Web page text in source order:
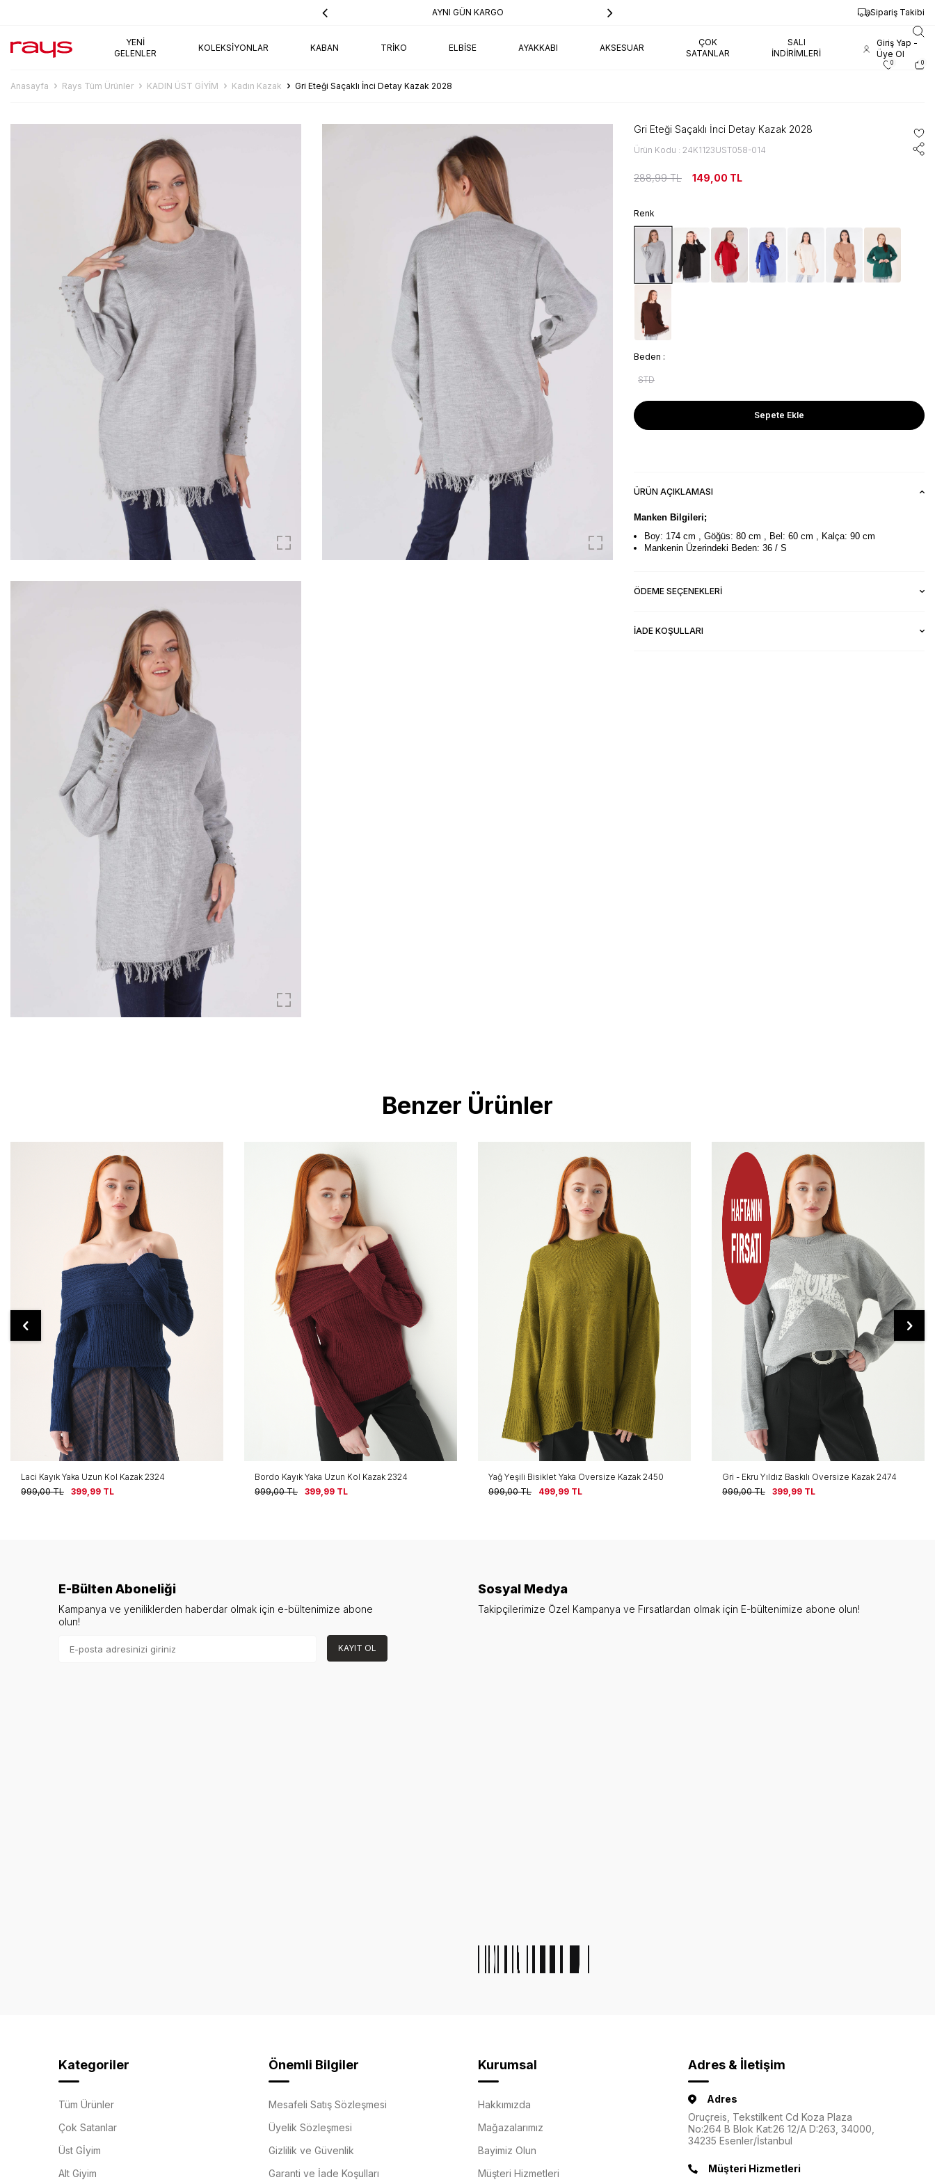
AYNI GÜN KARGO Sipariş Takibi
YENI
GELENLER
KOLEKSIYONLAR KABAN TRIKO ELBISE AYAKKABI AKSESUAR
ÇOK
SATANLAR
SALI
İNDIRIMLERI
Giriş Yap -
Üye Ol
0 0
Anasayfa Rays Tüm Ürünler KADIN ÜST GİYİM Kadın Kazak Gri Eteği Saçaklı İnci Detay Kazak 2028
Gri Eteği Saçaklı İnci Detay Kazak 2028
Ürün Kodu : 24K1123UST058-014
288,99TL 149,00 TL
Renk
Beden :
STD
Sepete Ekle
ÜRÜN AÇIKLAMASI
Manken Bilgileri;
Boy: 174 cm , Göğüs: 80 cm , Bel: 60 cm , Kalça: 90 cm
Mankenin Üzerindeki Beden: 36 / S
ÖDEME SEÇENEKLERI
İADE KOŞULLARI
Benzer Ürünler
Bordo Kayık Yaka Uzun Kol Kazak 2324
999,00TL 399,99 TL
Yağ Yeşili Bisiklet Yaka Oversize Kazak 2450
999,00TL 499,99 TL
Gri - Ekru Yıldız Baskılı Oversize Kazak 2474
999,00TL 399,99TL
Kahve - Ekru Yıldız Baskılı Oversize Kazak 2474
999,00TL 399,99 TL
E-Bülten Aboneliği
Kampanya ve yeniliklerden haberdar olmak için e-bültenimize abone
olun!
KAYIT OL
Sosyal Medya
Takipçilerimize Özel Kampanya ve Fırsatlardan olmak için E-bültenimize abone olun!
Kategoriler
Tüm Ürünler
Çok Satanlar
Üst Gİyim
Alt Giyim
Önemli Bilgiler
Mesafeli Satış Sözleşmesi
Üyelik Sözleşmesi
Gizlilik ve Güvenlik
Garanti ve İade Koşulları
Kurumsal
Hakkımızda
Mağazalarımız
Bayimiz Olun
Müşteri Hizmetleri
Adres & İletişim
Adres
Oruçreis, Tekstilkent Cd Koza Plaza
No:264 B Blok Kat:26 12/A D:263, 34000,
34235 Esenler/İstanbul
Müşteri Hizmetleri